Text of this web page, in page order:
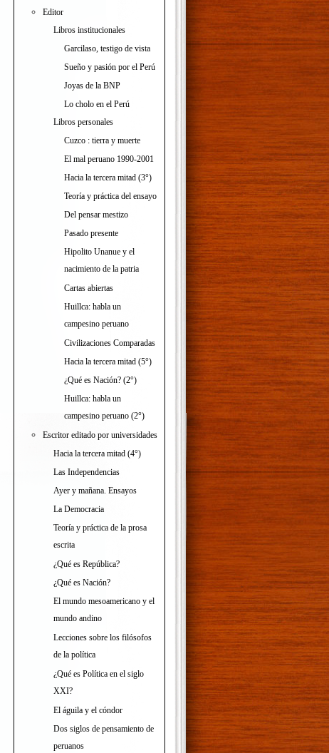
Editor
Libros institucionales
Garcilaso, testigo de vista
Sueño y pasión por el Perú
Joyas de la BNP
Lo cholo en el Perú
Libros personales
Cuzco : tierra y muerte
El mal peruano 1990-2001
Hacia la tercera mitad (3°)
Teoría y práctica del ensayo
Del pensar mestizo
Pasado presente
Hipolito Unanue y el
nacimiento de la patria
Cartas abiertas
Huillca: habla un
campesino peruano
Civilizaciones Comparadas
Hacia la tercera mitad (5°)
¿Qué es Nación? (2°)
Huillca: habla un
campesino peruano (2°)
Escritor editado por universidades
Hacia la tercera mitad (4°)
Las Independencias
Ayer y mañana. Ensayos
La Democracia
Teoría y práctica de la prosa
escrita
¿Qué es República?
¿Qué es Nación?
El mundo mesoamericano y el
mundo andino
Lecciones sobre los filósofos
de la política
¿Qué es Política en el siglo
XXI?
El águila y el cóndor
Dos siglos de pensamiento de
peruanos